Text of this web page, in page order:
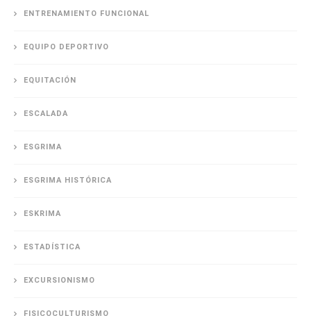
ENTRENAMIENTO FUNCIONAL
EQUIPO DEPORTIVO
EQUITACIÓN
ESCALADA
ESGRIMA
ESGRIMA HISTÓRICA
ESKRIMA
ESTADÍSTICA
EXCURSIONISMO
FISICOCULTURISMO